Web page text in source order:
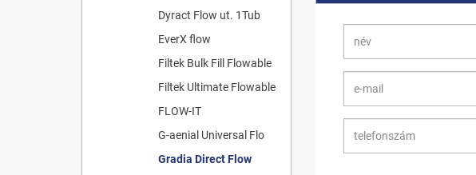
Dyract Flow ut. 1Tub
EverX flow
Filtek Bulk Fill Flowable
Filtek Ultimate Flowable
FLOW-IT
G-aenial Universal Flo
Gradia Direct Flow